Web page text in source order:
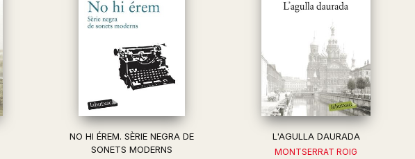
NO HI ÉREM. SÈRIE NEGRA DE
SONETS MODERNS
L'AGULLA DAURADA
MONTSERRAT ROIG